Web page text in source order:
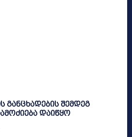
განცხადების შემდეგ
დაიწყო